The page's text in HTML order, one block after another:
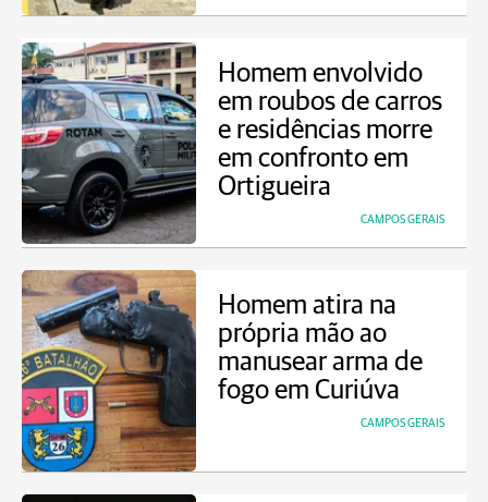
Homem envolvido
em roubos de carros
e residências morre
em confronto em
Ortigueira
CAMPOS GERAIS
Homem atira na
própria mão ao
manusear arma de
fogo em Curiúva
CAMPOS GERAIS